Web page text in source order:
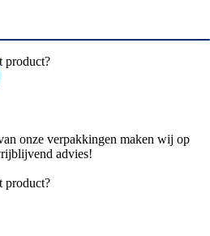
product?
onze verpakkingen maken wij op
advies!
product?